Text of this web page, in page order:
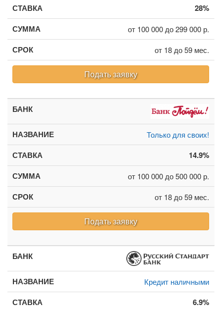
28%
от 100 000 до 299 000 р.
от 18 до 59 мес.
Подать заявку
Только для своих!
14.9%
от 100 000 до 500 000 р.
от 18 до 59 мес.
Подать заявку
Кредит наличными
6.9%